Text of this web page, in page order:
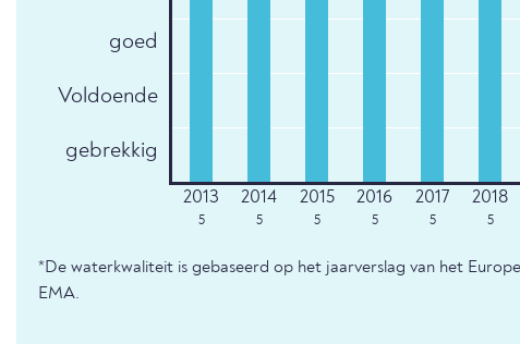
goed
Voldoende
gebrekkig
5 5 5 5 5 5
*De waterkwaliteit is gebaseerd op het jaarverslag van het
EMA.